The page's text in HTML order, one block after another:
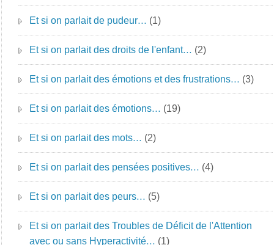
Et si on parlait de pudeur… (1)
Et si on parlait des droits de l'enfant… (2)
Et si on parlait des émotions et des frustrations… (3)
Et si on parlait des émotions… (19)
Et si on parlait des mots… (2)
Et si on parlait des pensées positives… (4)
Et si on parlait des peurs… (5)
Et si on parlait des Troubles de Déficit de l'Attention
avec ou sans Hyperactivité… (1)